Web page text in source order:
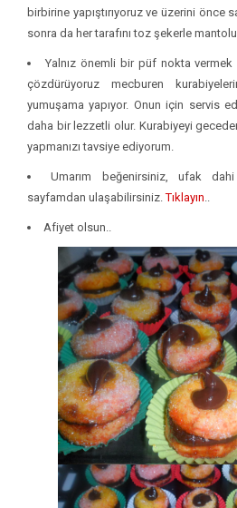
birbirine yapıştırıyoruz ve üzerini önce
sonra da her tarafını toz şekerle
Yalnız önemli bir püf nokta vermek
çözdürüyoruz mecburen
yumuşama yapıyor. Onun için servis
daha bir lezzetli olur. Kurabiyeyi
yapmanızı tavsiye ediyorum.
Umarım beğenirsiniz, ufak
sayfamdan ulaşabilirsiniz.Tıklayın..
Afiyet olsun..